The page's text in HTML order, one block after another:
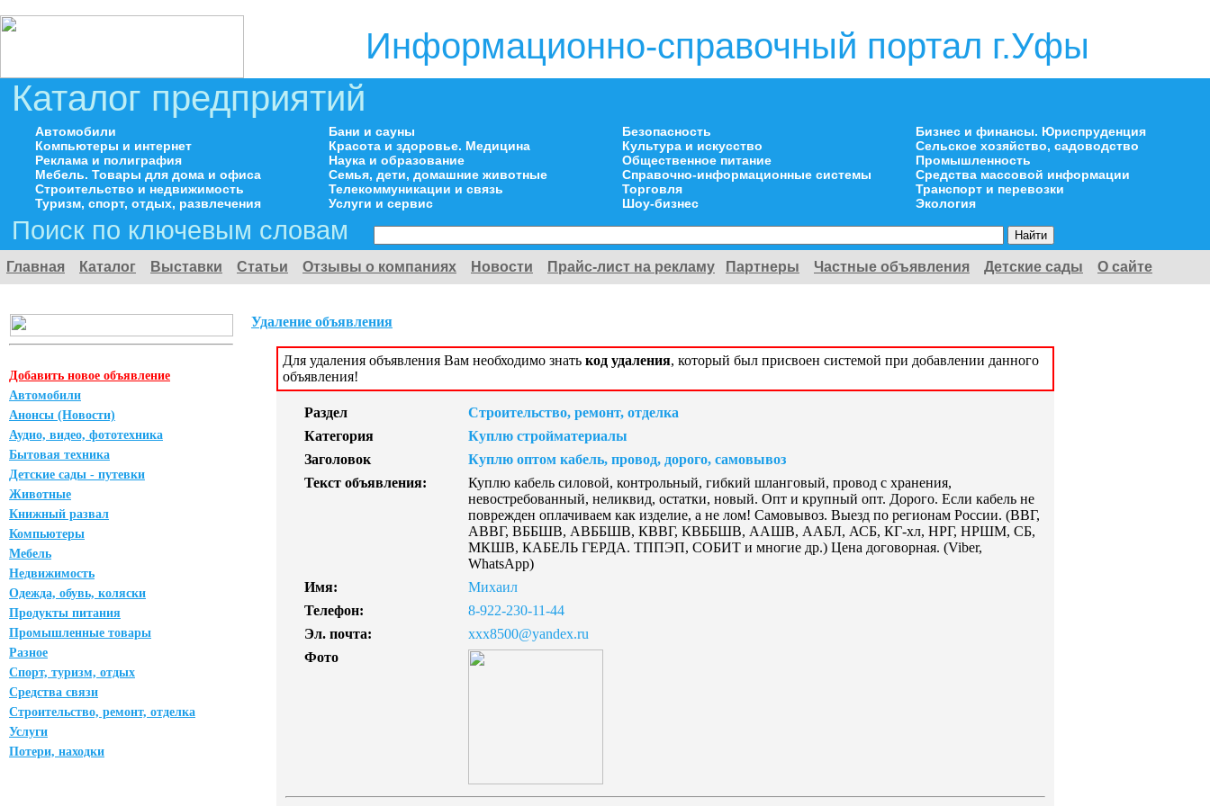
Информационно-справочный портал г.Уфы
Каталог предприятий
Автомобили
Компьютеры и интернет
Реклама и полиграфия
Мебель. Товары для дома и офиса
Строительство и недвижимость
Туризм, спорт, отдых, развлечения
Бани и сауны
Красота и здоровье. Медицина
Наука и образование
Семья, дети, домашние животные
Телекоммуникации и связь
Услуги и сервис
Безопасность
Культура и искусство
Общественное питание
Справочно-информационные системы
Торговля
Шоу-бизнес
Бизнес и финансы. Юриспруденция
Сельское хозяйство, садоводство
Промышленность
Средства массовой информации
Транспорт и перевозки
Экология
Поиск по ключевым словам
Главная Каталог Выставки Статьи Отзывы о компаниях Новости Прайс-лист на рекламу Партнеры Частные объявления Детские сады О сайте
Добавить новое объявление
Автомобили
Анонсы (Новости)
Аудио, видео, фототехника
Бытовая техника
Детские сады - путевки
Животные
Книжный развал
Компьютеры
Мебель
Недвижимость
Одежда, обувь, коляски
Продукты питания
Промышленные товары
Разное
Спорт, туризм, отдых
Средства связи
Строительство, ремонт, отделка
Услуги
Потери, находки
Удаление объявления
Для удаления объявления Вам необходимо знать код удаления, который был присвоен системой при добавлении данного
объявления!
Раздел
Строительство, ремонт, отделка
Категория
Куплю стройматериалы
Заголовок
Куплю оптом кабель, провод, дорого, самовывоз
Текст объявления:
Куплю кабель силовой, контрольный, гибкий шланговый, провод с хранения,
невостребованный, неликвид, остатки, новый. Опт и крупный опт. Дорого. Если кабель не
поврежден оплачиваем как изделие, а не лом! Самовывоз. Выезд по регионам России. (ВВГ,
АВВГ, ВББШВ, АВББШВ, КВВГ, КВББШВ, ААШВ, ААБЛ, АСБ, КГ-хл, НРГ, НРШМ, СБ,
МКШВ, КАБЕЛЬ ГЕРДА. ТППЭП, СОБИТ и многие др.) Цена договорная. (Viber,
WhatsApp)
Имя:
Михаил
Телефон:
8-922-230-11-44
Эл. почта:
xxx8500@yandex.ru
Фото